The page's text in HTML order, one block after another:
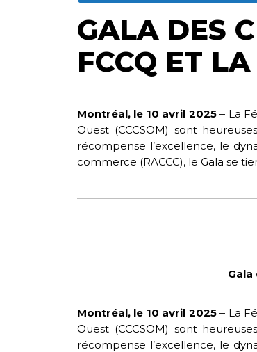
GALA DES
FCCQ ET
Montréal, le 10 avril 2025 – La
Ouest (CCCSOM) sont
récompense l’excellence, le
commerce (RACCC), le Gala se
Gala
Montréal, le 10 avril 2025 – La
Ouest (CCCSOM) sont
récompense l’excellence, le